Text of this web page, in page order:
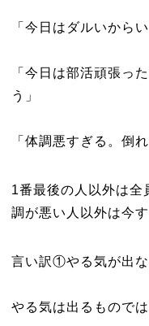
「今日はダルいからい
「今日は部活頑張っ
う」
「体調悪すぎる。倒
1番最後の人以外は全
調が悪い人以外は今
言い訳①やる気が出
やる気は出るもので